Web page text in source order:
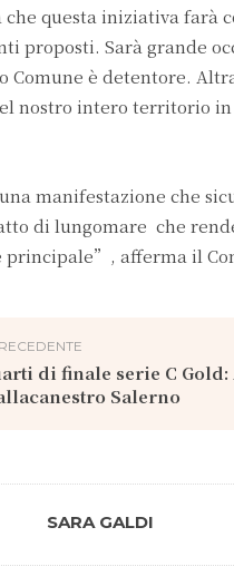
che questa iniziativa
proposti. Sarà grande
Comune è detentore.
nostro intero territorio
manifestazione che
di lungomare che
afferma il
di finale serie C
Salerno
SARA GALDI